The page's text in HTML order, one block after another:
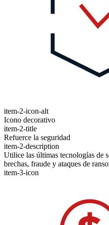
item-2-icon-alt
Icono decorativo
item-2-title
Refuerce la seguridad
item-2-description
Utilice las últimas tecnologías de
brechas, fraude y ataques de
item-3-icon